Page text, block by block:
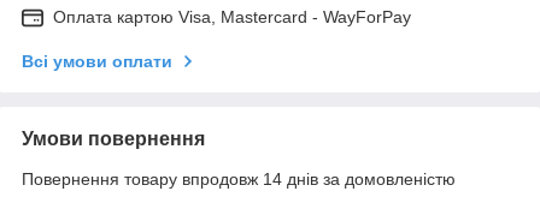
Оплата картою Visa, Mastercard - WayForPay
Всі умови оплати
Умови повернення
Повернення товару впродовж 14 днів за домовленістю